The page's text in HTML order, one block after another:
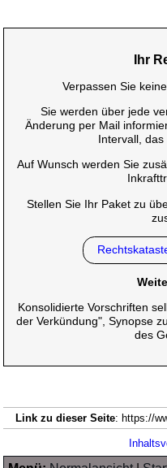
Ihr
Verpassen Sie
Sie werden über jede
Änderung per Mail
Intervall, das
Auf Wunsch werden Sie
Stellen Sie Ihr Paket zu
Konsolidierte Vorschriften
der Verkündung", Synopse
des
Link zu dieser Seite: https://